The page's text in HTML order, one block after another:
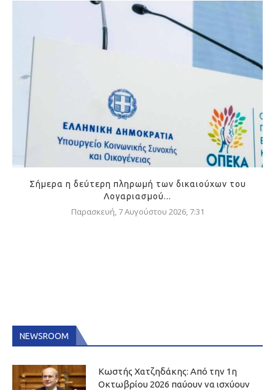
Σήμερα η δεύτερη πληρωμή των δικαιούχων του
Λογαριασμού...
Παρασκευή, 7 Αυγούστου 2026, 7:31
NEWSROOM
Κωστής Χατζηδάκης: Από την 1η
Οκτωβρίου 2026 παύουν να ισχύουν